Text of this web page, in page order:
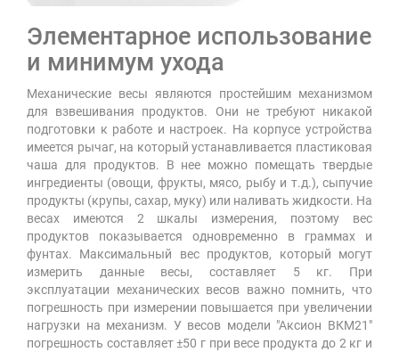
Элементарное использование
и минимум ухода
Механические весы являются простейшим механизмом
для взвешивания продуктов. Они не требуют никакой
подготовки к работе и настроек. На корпусе устройства
имеется рычаг, на который устанавливается пластиковая
чаша для продуктов. В нее можно помещать твердые
ингредиенты (овощи, фрукты, мясо, рыбу и т.д.), сыпучие
продукты (крупы, сахар, муку) или наливать жидкости. На
весах имеются 2 шкалы измерения, поэтому вес
продуктов показывается одновременно в граммах и
фунтах. Максимальный вес продуктов, который могут
измерить данные весы, составляет 5 кг. При
эксплуатации механических весов важно помнить, что
погрешность при измерении повышается при увеличении
нагрузки на механизм. У весов модели "Аксион ВКМ21"
погрешность составляет ±50 г при весе продукта до 2 кг и